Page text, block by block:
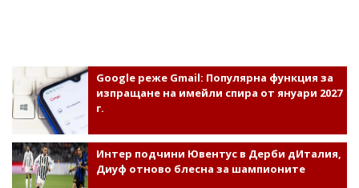
Google реже Gmail: Популярна функция за
изпращане на имейли спира от януари 2027
г.
Интер подчини Ювентус в Дерби дИталия,
Диуф отново блесна за шампионите